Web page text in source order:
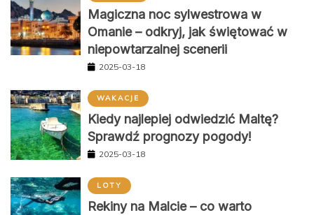
Magiczna noc sylwestrowa w
Omanie – odkryj, jak świętować w
niepowtarzalnej scenerii
2025-03-18
WAKACJE
Kiedy najlepiej odwiedzić Maltę?
Sprawdź prognozy pogody!
2025-03-18
LOTY
Rekiny na Malcie – co warto